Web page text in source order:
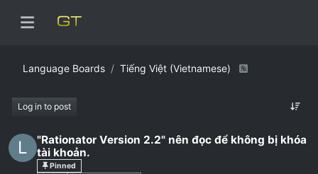
Language Boards Tiếng Việt (Vietnamese)
Log in to post
L
"Rationator Version 2.2" nên đọc để không bị khóa
tài khoản.
Pinned